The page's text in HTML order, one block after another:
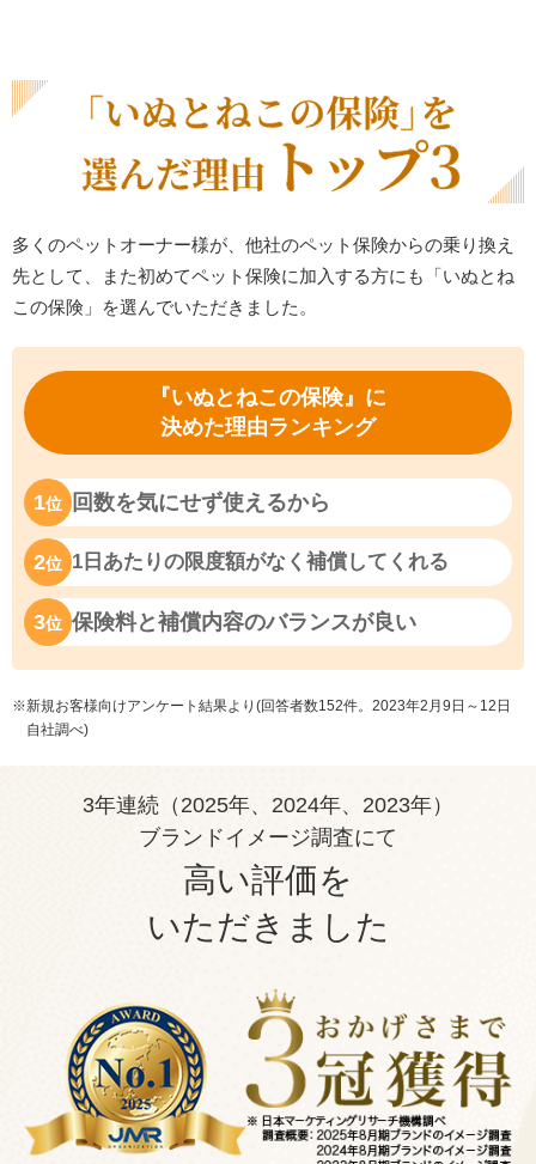
多くのペットオーナー様が、他社のペット保険からの乗り換え
先として、また初めてペット保険に加入する方にも「いぬとね
この保険」を選んでいただきました。
『いぬとねこの保険』に
決めた理由ランキング
1位 回数を気にせず使えるから
2位 1日あたりの限度額がなく補償してくれる
3位 保険料と補償内容のバランスが良い
※新規お客様向けアンケート結果より(回答者数152件。2023年2月9日～12日
自社調べ)
3年連続（2025年、2024年、2023年）
ブランドイメージ調査にて
高い評価を
いただきました